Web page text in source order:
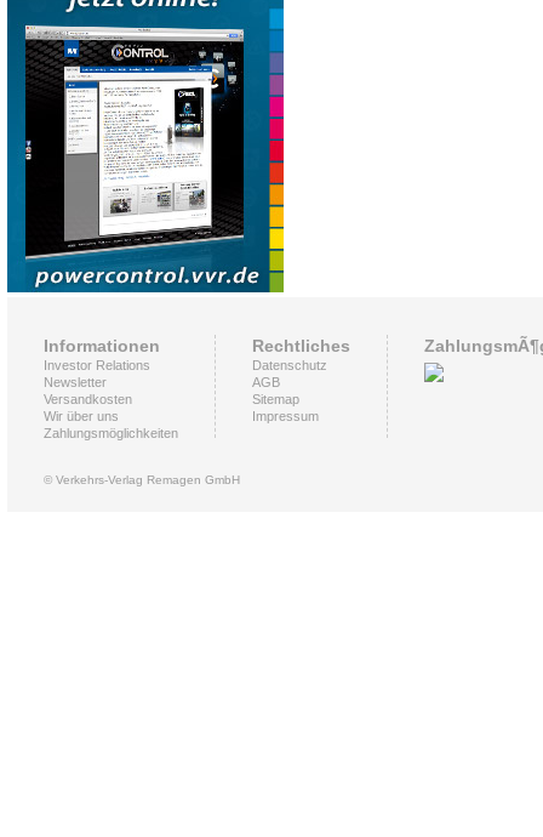
Informationen
Investor Relations
Newsletter
Versandkosten
Wir über uns
Zahlungsmöglichkeiten
Rechtliches
Datenschutz
AGB
Sitemap
Impressum
© Verkehrs-Verlag Remagen GmbH